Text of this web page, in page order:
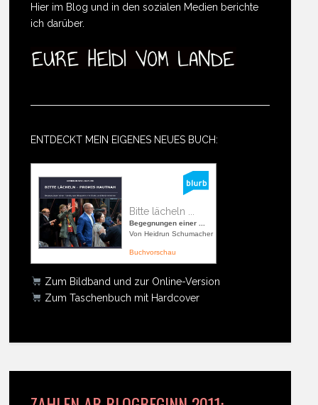
Hier im Blog und in den sozialen Medien berichte
ich darüber.
ENTDECKT MEIN EIGENES NEUES BUCH:
Bitte lächeln ...
Begegnungen einer ...
Von Heidrun Schumacher
Buchvorschau
Zum Bildband und zur Online-Version
Zum Taschenbuch mit Hardcover